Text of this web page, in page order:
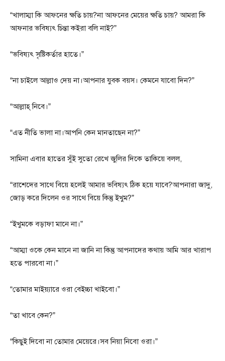
“খালাম্মা কি আফনের ক্ষতি চায়?না আফনের মেয়ের ক্ষতি চায়? আমরা কি
আফনার ভবিষ্যৎ চিন্তা কইরা বলি নাই?”
“ভবিষ্যৎ সৃষ্টিকর্তার হাতে।”
“না চাইলে আল্লাও দেয় না।আপনার যুবক বয়স। কেমনে যাবো দিন?”
“আল্লাহ্ নিবে।”
“এত নীতি ভালা না।আপনি কেন মানতাছেন না?”
সামিনা এবার হাতের সুঁই সুতো রেখে জুলির দিকে তাকিয়ে বলল,
“রাশেদের সাথে বিয়ে হলেই আমার ভবিষ্যৎ ঠিক হয়ে যাবে?আপনারা জাদু,
জোড় করে দিলেন ওর সাথে বিয়ে কিন্তু ইখুম?”
“ইখুমকে বড়াফা মানে না।”
“আম্মা ওকে কেন মানে না জানি না কিন্তু আপনাদের কথায় আমি আর খারাপ
হতে পারবো না।”
“তোমার মাইয়্যারে ওরা বেইচ্চা খাইবো।”
“তা খাবে কেন?”
“কিছুই দিবো না তোমার মেয়েরে।সব নিয়া নিবো ওরা।”